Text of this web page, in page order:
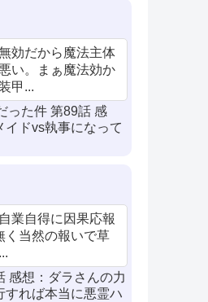
効だから魔法主体
い。まぁ魔法効か
甲...
った件 第89話 感
ドvs執事になって
業自得に因果応報
く当然の報いで草
感想：ダラさんの力
すれば本当に悪霊ハ